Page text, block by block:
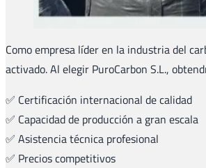
Como empresa líder en la industria del
activado. Al elegir PuroCarbon S.L.,
✅ Certificación internacional de calidad
✅ Capacidad de producción a gran escala
✅ Asistencia técnica profesional
✅ Precios competitivos